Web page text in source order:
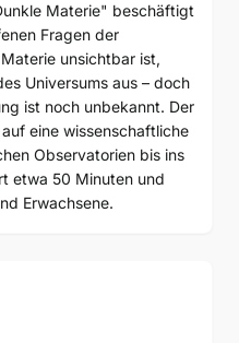
Materie" beschäftigt
Fragen der
unsichtbar ist,
Universums aus – doch
ist noch unbekannt. Der
eine wissenschaftliche
Observatorien bis ins
etwa 50 Minuten und
Erwachsene.